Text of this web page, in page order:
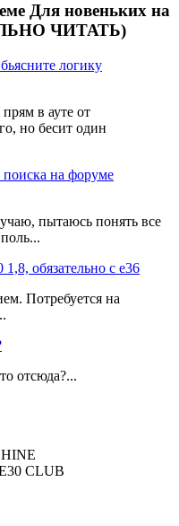
Для новеньких на
ЧИТАТЬ)
логику
в ауте от
но бесит один
на форуме
пытаюсь понять все
обязательно с е36
Потребуется на
отсюда?...
CLUB